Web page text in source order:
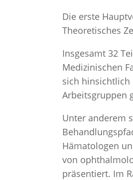
Die erste
Theoretisches
Insgesamt 32
Medizinischen
sich hinsichtlich
Arbeitsgruppen
Unter anderem
Hämatologen
von
präsentiert. Im